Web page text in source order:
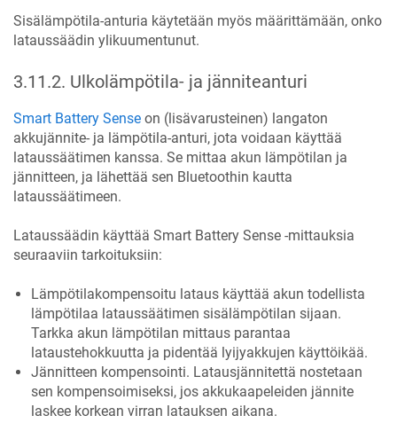
Sisälämpötila-anturia käytetään myös määrittämään, onko
lataussäädin ylikuumentunut.
3.11.2. Ulkolämpötila- ja jänniteanturi
Smart Battery Sense on (lisävarusteinen) langaton
akkujännite- ja lämpötila-anturi, jota voidaan käyttää
lataussäätimen kanssa. Se mittaa akun lämpötilan ja
jännitteen, ja lähettää sen Bluetoothin kautta
lataussäätimeen.
Lataussäädin käyttää Smart Battery Sense -mittauksia
seuraaviin tarkoituksiin:
Lämpötilakompensoitu lataus käyttää akun todellista
lämpötilaa lataussäätimen sisälämpötilan sijaan.
Tarkka akun lämpötilan mittaus parantaa
lataustehokkuutta ja pidentää lyijyakkujen käyttöikää.
Jännitteen kompensointi. Latausjännitettä nostetaan
sen kompensoimiseksi, jos akkukaapeleiden jännite
laskee korkean virran latauksen aikana.